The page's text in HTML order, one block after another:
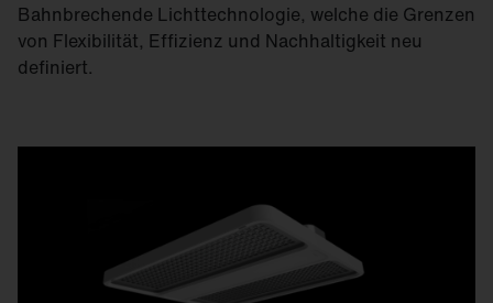
Bahnbrechende Lichttechnologie, welche die Grenzen
von Flexibilität, Effizienz und Nachhaltigkeit neu
definiert.